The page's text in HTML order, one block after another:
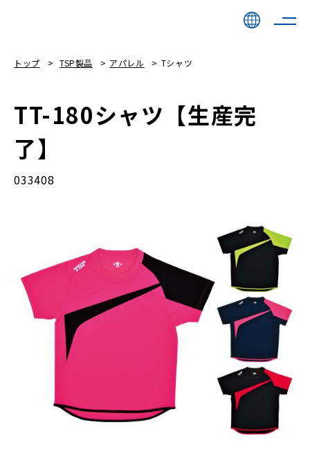
トップ TSP製品 アパレル Tシャツ
TT-180シャツ【生産完
了】
033408